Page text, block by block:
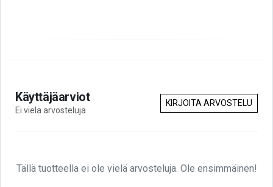
Käyttäjäarviot
Ei vielä arvosteluja
KIRJOITA ARVOSTELU
Tällä tuotteella ei ole vielä arvosteluja. Ole ensimmäinen!